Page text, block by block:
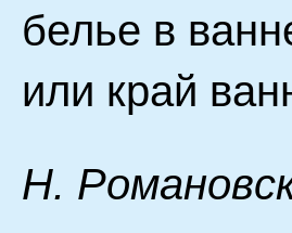
белье в
или край
H.